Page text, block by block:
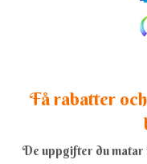
Få rabatter
De uppgifter du matar